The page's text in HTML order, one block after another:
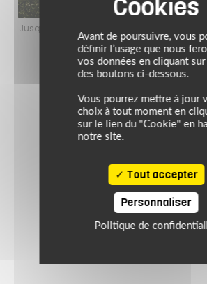
Jusqu’au 24 août 2026, profitez de
le plein de bons plans sur
Avant de poursuivre, vous
définir l’usage que nous
vos données en cliquant sur
des boutons ci-dessous.
Vous pourrez mettre à jour
choix à tout moment en
sur le lien du "Cookie" en
notre site.
Tout accepter
Personnaliser
Politique de